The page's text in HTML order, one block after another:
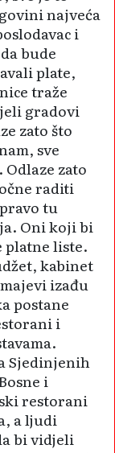
najveća
i
bude
plate,
traže
gradovi
zato što
sve
zato
raditi
tu
Oni koji bi
platne liste.
kabinet
izađu
postane
i
Sjedinjenih
i
restorani
a ljudi
bi vidjeli